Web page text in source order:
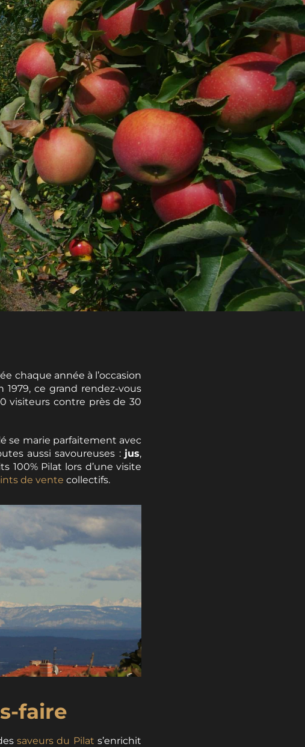
chaque année à l’occasion
1979, ce grand rendez-vous
visiteurs contre près de 30
se marie parfaitement avec
aussi savoureuses : jus,
100% Pilat lors d’une visite
de vente collectifs.
faire
saveurs du Pilats’enrichit